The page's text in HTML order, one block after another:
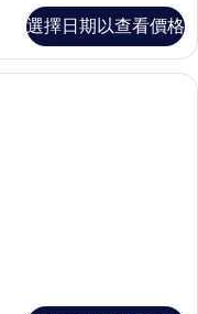
選擇日期以查看價格
陽台 | 低過敏寢具、迷你吧、